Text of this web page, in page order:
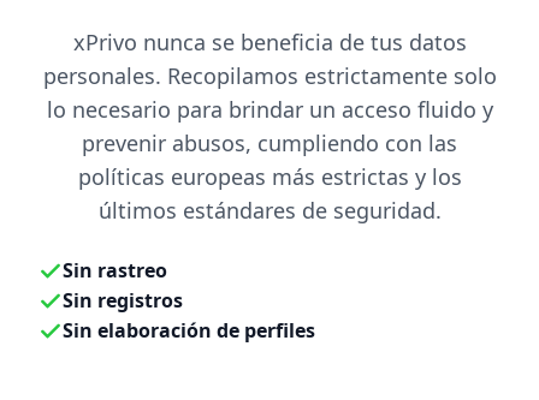
xPrivo nunca se beneficia de tus datos
personales. Recopilamos estrictamente solo
lo necesario para brindar un acceso fluido y
prevenir abusos, cumpliendo con las
políticas europeas más estrictas y los
últimos estándares de seguridad.
Sin rastreo
Sin registros
Sin elaboración de perfiles